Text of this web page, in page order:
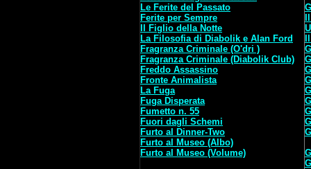
Le Ferite del Passato
Ferite per Sempre
Il Figlio della Notte
La Filosofia di Diabolik e Alan Ford
Fragranza Criminale (O'dri )
Fragranza Criminale (Diabolik Club)
Freddo Assassino
Fronte Animalista
La Fuga
Fuga Disperata
Fumetto n. 55
Fuori dagli Schemi
Furto al Dinner-Two
Furto al Museo (Albo)
Furto al Museo (Volume)